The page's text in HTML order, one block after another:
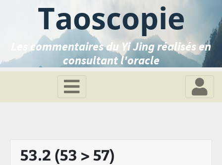
Taoscopie
Les commentaires du Yi Jing réalisés en
consultant l'oracle
53.2 (53 > 57)